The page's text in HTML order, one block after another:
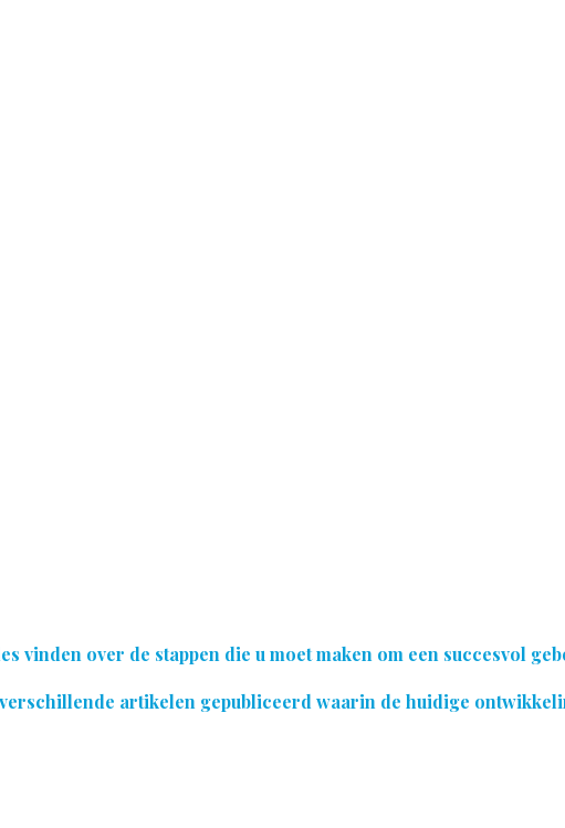
vinden over de stappen die u moet maken om een succesvol
verschillende artikelen gepubliceerd waarin de huidige